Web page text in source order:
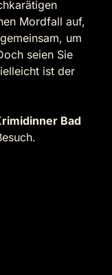
Mordfall auf,
um
seien Sie
ist der
Bad